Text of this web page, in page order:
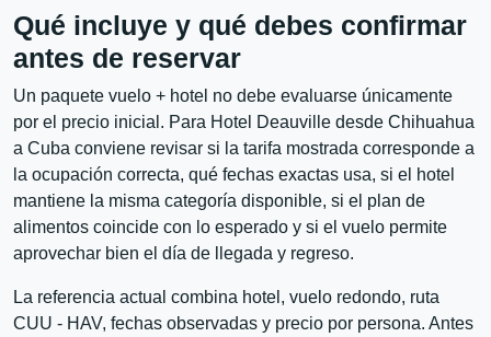
Qué incluye y qué debes confirmar
antes de reservar
Un paquete vuelo + hotel no debe evaluarse únicamente
por el precio inicial. Para Hotel Deauville desde Chihuahua
a Cuba conviene revisar si la tarifa mostrada corresponde a
la ocupación correcta, qué fechas exactas usa, si el hotel
mantiene la misma categoría disponible, si el plan de
alimentos coincide con lo esperado y si el vuelo permite
aprovechar bien el día de llegada y regreso.
La referencia actual combina hotel, vuelo redondo, ruta
CUU - HAV, fechas observadas y precio por persona. Antes